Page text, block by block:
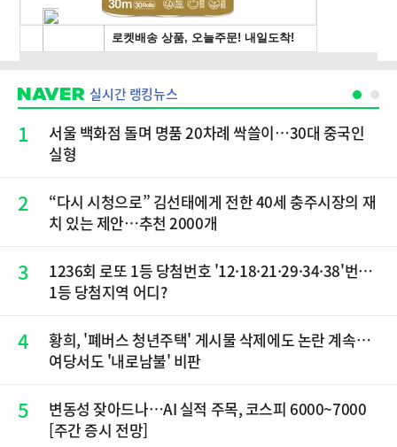
실시간 랭킹뉴스
1
서울 백화점 돌며 명품 20차례 싹쓸이…30대 중국인
실형
2
“다시 시청으로” 김선태에게 전한 40세 충주시장의 재
치 있는 제안…추천 2000개
3
1236회 로또 1등 당첨번호 '12·18·21·29·34·38'번…
1등 당첨지역 어디?
4
황희, '폐버스 청년주택' 게시물 삭제에도 논란 계속…
여당서도 '내로남불' 비판
5
변동성 잦아드나…AI 실적 주목, 코스피 6000~7000
[주간 증시 전망]